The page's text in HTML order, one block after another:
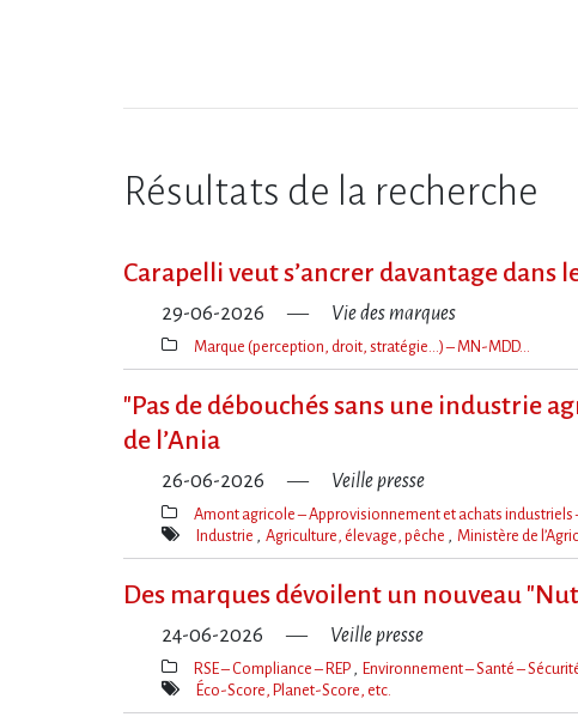
Résultats de la recherche
Carapelli veut s’ancrer davantage dans
29-06-2026 Vie des marques
Thèmes(s)
Marque (perception, droit, stratégie…) – MN-MDD…
"Pas de débouchés sans une industrie
de l​‌’Ania
26-06-2026 Veille presse
Thèmes(s)
Amont agricole – Approvisionnement et achats industriels
Mot(s)-
Industrie Agriculture, élevage, pêche Ministère de
Des marques dévoilent un nouveau
24-06-2026 Veille presse
Thèmes(s)
RSE – Compliance – REP Environnement – Santé –
Mot(s)-
Éco-Score, Planet-Score, etc.